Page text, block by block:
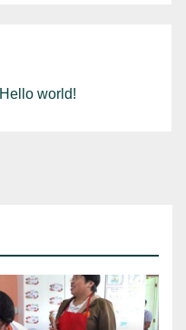
Hello world!